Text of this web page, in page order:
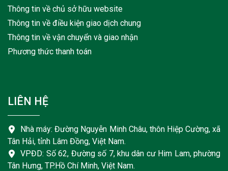
Thông tin về chủ sở hữu website
Thông tin về điều kiện giao dịch chung
Thông tin về vận chuyển và giao nhận
Phương thức thanh toán
LIÊN HỆ
Nhà máy: Đường Nguyễn Minh Châu, thôn Hiệp Cường, xã
Tân Hải, tỉnh Lâm Đồng, Việt Nam.
VPĐD: Số 62, Đường số 7, khu dân cư Him Lam, phường
Tân Hưng, TP.Hồ Chí Minh, Việt Nam.